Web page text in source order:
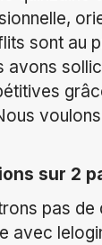
sont au
avons
sur 2
pas
avec